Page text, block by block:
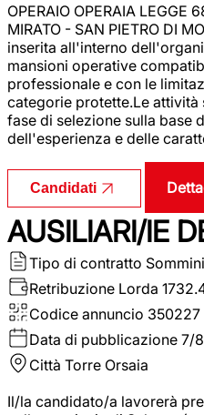
OPERAIO OPERAIA LEGGE
MIRATO - SAN PIETRO DI
inserita all'interno
mansioni operative
professionale e con le
categorie protette.Le
fase di selezione sulla base
dell'esperienza e delle
Candidati
AUSILIARI/IE
Tipo di contratto
Retribuzione Lorda
Codice annuncio 350227
Data di pubblicazione 7/
Città Torre Orsaia
Il/la candidato/a lavorerà